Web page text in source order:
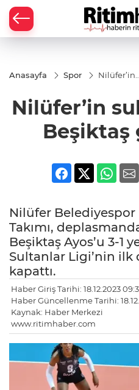
Anasayfa Spor
Nilüfer’in
galibiyeti
Nilüfer’in
Beşiktaş
Nilüfer Belediyespor
Takımı,
Beşiktaş Ayos’u 3-1
Sultanlar Ligi’nin
kapattı.
Haber Giriş Tarihi: 18.12.2023
Haber Güncellenme Tarihi:
Kaynak: Haber Merkezi
www.ritimhaber.com